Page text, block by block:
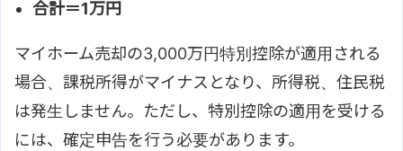
合計＝1万円
マイホーム売却の3,000万円特別控除が適用される
場合、課税所得がマイナスとなり、所得税、住民税
は発生しません。ただし、特別控除の適用を受ける
には、確定申告を行う必要があります。